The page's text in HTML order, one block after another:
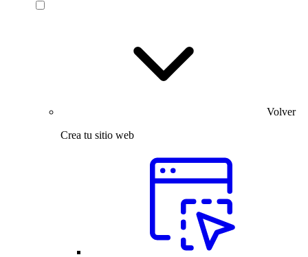
Volver
Crea tu sitio web